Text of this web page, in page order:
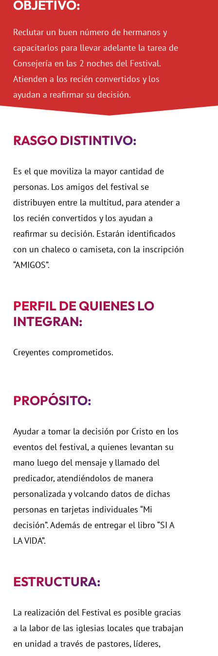
OBJETIVO:
Reclutar un buen número de hermanos y
capacitarlos para llevar adelante la tarea de
Consejería en las 2 noches del Festival.
Atienden a los recién convertidos y los
ayudan a reafirmar su decisión.
RASGO DISTINTIVO:
Es el que moviliza la mayor cantidad de
personas. Los amigos del festival se
distribuyen entre la multitud, para atender a
los recién convertidos y los ayudan a
reafirmar su decisión. Estarán identificados
con un chaleco o camiseta, con la inscripción
“AMIGOS”.
PERFIL DE QUIENES LO
INTEGRAN:
Creyentes comprometidos.
PROPÓSITO:
Ayudar a tomar la decisión por Cristo en los
eventos del festival, a quienes levantan su
mano luego del mensaje y llamado del
predicador, atendiéndolos de manera
personalizada y volcando datos de dichas
personas en tarjetas individuales “Mi
decisión”. Además de entregar el libro “SI A
LA VIDA”.
ESTRUCTURA:
La realización del Festival es posible gracias
a la labor de las iglesias locales que trabajan
en unidad a través de pastores, líderes,